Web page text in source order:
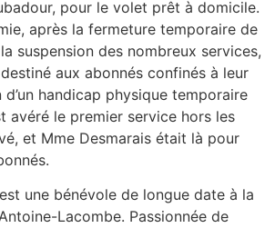
pour le volet prêt à domicile.
après la fermeture temporaire de
suspension des nombreux services,
aux abonnés confinés à leur
handicap physique temporaire
avéré le premier service hors les
et Mme Desmarais était là pour
une bénévole de longue date à la
Lacombe. Passionnée de